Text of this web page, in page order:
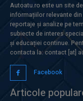
Autoatu.ro este un site
informațiilor relevante
reportaje și analize pe
subiecte de interes
și educației continue.
contacta la: contact [at]
Facebook
Articole